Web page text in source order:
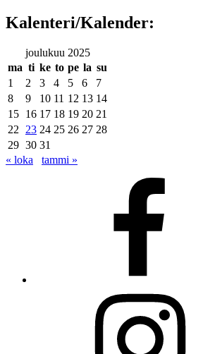
Kalenteri/Kalender:
joulukuu 2025
ma ti ke to pe la su
1
2 3 4 5 6
7
8
9 10 11 12 13 14
15 16 17 18 19 20 21
22
23 24 25 26 27 28
29 30 31
« loka
tammi »